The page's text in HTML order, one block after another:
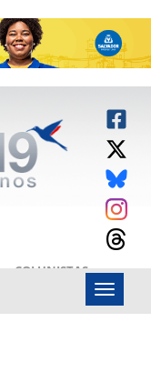
COLUNISTAS
Menu